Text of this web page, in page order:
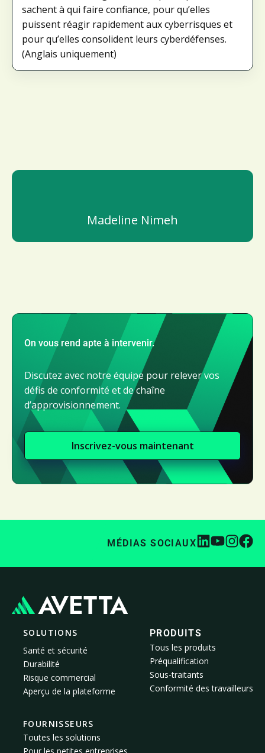
sachent à qui faire confiance, pour qu’elles
puissent réagir rapidement aux cyberrisques et
pour qu’elles consolident leurs cyberdéfenses.
(Anglais uniquement)
Madeline Nimeh
On vous rend apte à intervenir.
Discutez avec notre équipe pour relever vos
défis de conformité et de chaîne
d’approvisionnement.
Inscrivez-vous maintenant
MÉDIAS SOCIAUX
SOLUTIONS
Santé et sécurité
Durabilité
Risque commercial
Aperçu de la plateforme
FOURNISSEURS
Toutes les solutions
PRODUITS
Tous les produits
Préqualification
Sous-traitants
Conformité des travailleurs